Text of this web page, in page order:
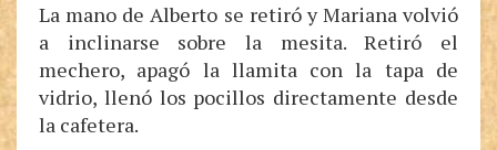
La mano de Alberto se retiró y Mariana volvió
a inclinarse sobre la mesita. Retiró el
mechero, apagó la llamita con la tapa de
vidrio, llenó los pocillos directamente desde
la cafetera.